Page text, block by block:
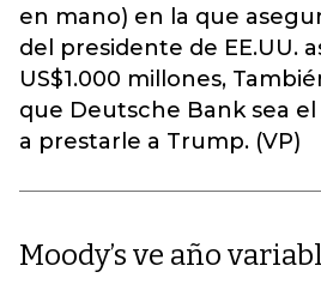
en mano) en la que
del presidente de EE.UU.
US$1.000 millones,
que Deutsche Bank sea
a prestarle a Trump. (VP)
Moody’s ve año